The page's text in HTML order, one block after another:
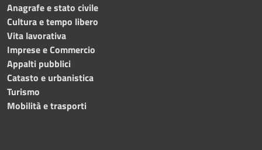
Anagrafe e stato civile
Cultura e tempo libero
Vita lavorativa
Imprese e Commercio
Appalti pubblici
Catasto e urbanistica
Turismo
Mobilità e trasporti